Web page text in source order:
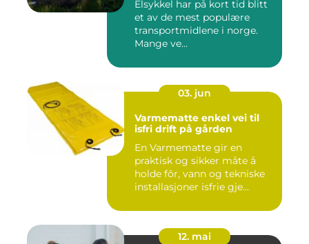
Elsykkel har på kort tid blitt
et av de mest populære
transportmidlene i norge.
Mange ve...
03. jun
Varmematte enkel vei til
isfri drift på gården
En Varmematte gir en
praktisk og sikker måte å
holde fôr, vann og tekniske
installasjoner isfrie gje...
12. mai